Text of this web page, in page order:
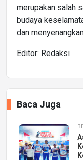
merupakan salah
budaya
dan
Editor: Redaksi
Baca Juga